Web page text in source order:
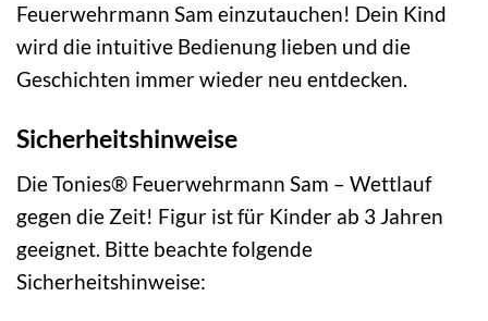
Feuerwehrmann Sam einzutauchen! Dein Kind
wird die intuitive Bedienung lieben und die
Geschichten immer wieder neu entdecken.
Sicherheitshinweise
Die Tonies® Feuerwehrmann Sam – Wettlauf
gegen die Zeit! Figur ist für Kinder ab 3 Jahren
geeignet. Bitte beachte folgende
Sicherheitshinweise: